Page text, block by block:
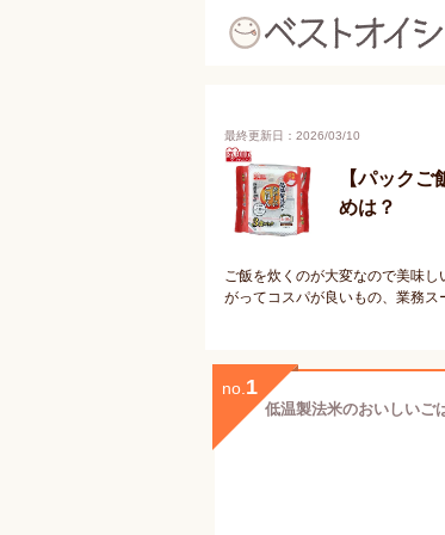
最終更新日：2026/03/10
【パック
めは？
ご飯を炊くのが大変なので美味
がってコスパが良いもの、業務ス
no. 1